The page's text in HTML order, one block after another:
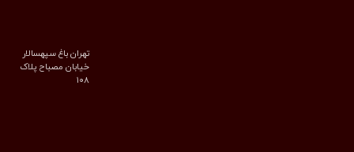
تهران باغ سپهسالار
خیابان مصباح پلاک
۱۰۸